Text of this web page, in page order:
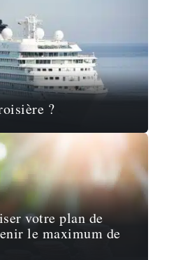
?
votre plan de
le maximum de